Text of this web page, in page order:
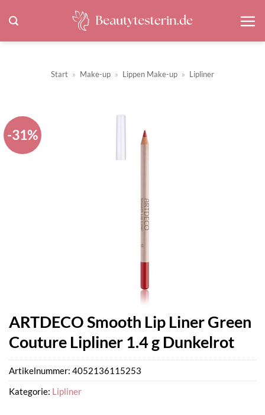
Inhalt
springen
Start » Make-up » Lippen Make-up » Lipliner
-31%
ARTDECO Smooth Lip Liner Green
Couture Lipliner 1.4 g Dunkelrot
Artikelnummer: 4052136115253
Kategorie: Lipliner